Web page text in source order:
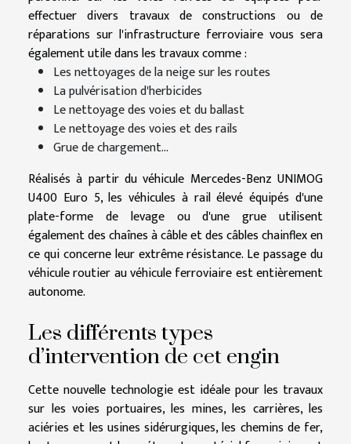
effectuer divers travaux de constructions ou de
réparations sur l'infrastructure ferroviaire vous sera
également utile dans les travaux comme :
Les nettoyages de la neige sur les routes
La pulvérisation d'herbicides
Le nettoyage des voies et du ballast
Le nettoyage des voies et des rails
Grue de chargement…
Réalisés à partir du véhicule Mercedes-Benz UNIMOG
U400 Euro 5, les véhicules à rail élevé équipés d'une
plate-forme de levage ou d'une grue utilisent
également des chaînes à câble et des câbles chainflex en
ce qui concerne leur extrême résistance. Le passage du
véhicule routier au véhicule ferroviaire est entièrement
autonome.
Les différents types
d’intervention de cet engin
Cette nouvelle technologie est idéale pour les travaux
sur les voies portuaires, les mines, les carrières, les
aciéries et les usines sidérurgiques, les chemins de fer,